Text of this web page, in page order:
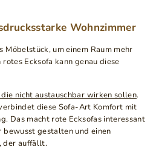
Wohnzimmer
Möbelstück, um einem Raum mehr
Ecksofa kann genau diese
nicht austauschbar wirken sollen.
diese Sofa-Art Komfort mit
Das macht rote Ecksofas interessant
gestalten und einen
der auffällt.